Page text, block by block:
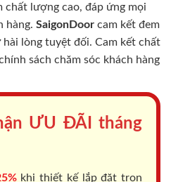
chất lượng cao, đáp ứng mọi
hàng. SaigonDoor cam kết đem
hài lòng tuyệt đối. Cam kết chất
sách chăm sóc khách hàng
ƯU ĐÃI tháng
khi thiết kế lắp đặt trọn